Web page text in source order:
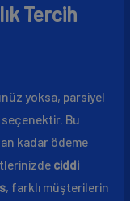
Tercih
yoksa, parsiyel
seçenektir. Bu
kadar ödeme
ciddi
, farklı müşterilerin